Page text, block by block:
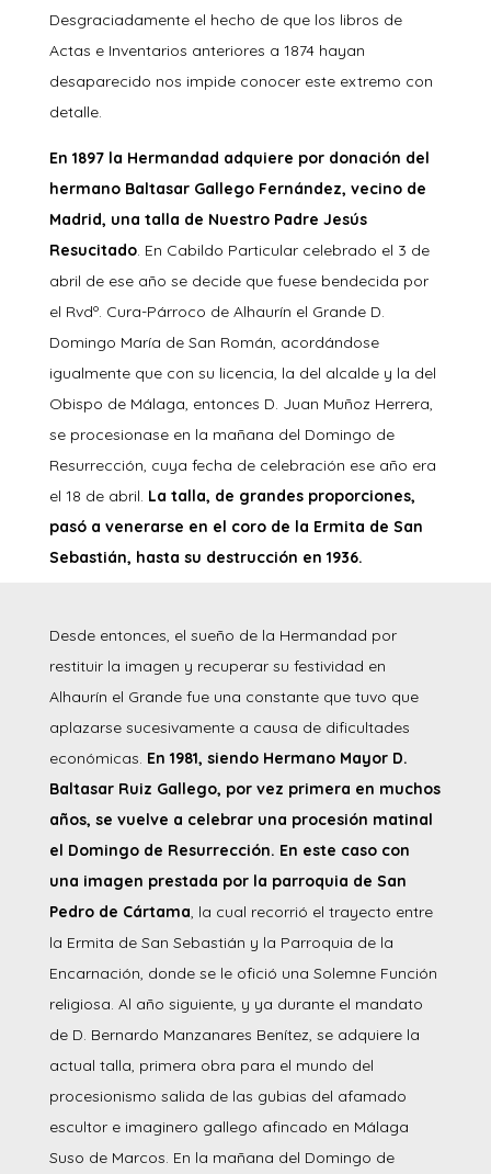
Desgraciadamente el hecho de que los libros de
Actas e Inventarios anteriores a 1874 hayan
desaparecido nos impide conocer este extremo con
detalle.
En 1897 la Hermandad adquiere por donación del
hermano Baltasar Gallego Fernández, vecino de
Madrid, una talla de Nuestro Padre Jesús
Resucitado. En Cabildo Particular celebrado el 3 de
abril de ese año se decide que fuese bendecida por
el Rvdº. Cura-Párroco de Alhaurín el Grande D.
Domingo María de San Román, acordándose
igualmente que con su licencia, la del alcalde y la del
Obispo de Málaga, entonces D. Juan Muñoz Herrera,
se procesionase en la mañana del Domingo de
Resurrección, cuya fecha de celebración ese año era
el 18 de abril. La talla, de grandes proporciones,
pasó a venerarse en el coro de la Ermita de San
Sebastián, hasta su destrucción en 1936.
Desde entonces, el sueño de la Hermandad por
restituir la imagen y recuperar su festividad en
Alhaurín el Grande fue una constante que tuvo que
aplazarse sucesivamente a causa de dificultades
económicas. En 1981, siendo Hermano Mayor D.
Baltasar Ruiz Gallego, por vez primera en muchos
años, se vuelve a celebrar una procesión matinal
el Domingo de Resurrección. En este caso con
una imagen prestada por la parroquia de San
Pedro de Cártama , la cual recorrió el trayecto entre
la Ermita de San Sebastián y la Parroquia de la
Encarnación, donde se le ofició una Solemne Función
religiosa. Al año siguiente, y ya durante el mandato
de D. Bernardo Manzanares Benítez, se adquiere la
actual talla, primera obra para el mundo del
procesionismo salida de las gubias del afamado
escultor e imaginero gallego afincado en Málaga
Suso de Marcos. En la mañana del Domingo de